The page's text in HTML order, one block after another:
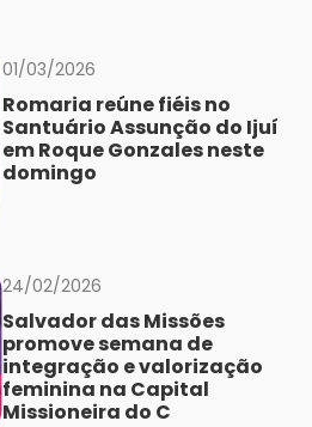
01/03/2026
Romaria reúne fiéis no
Santuário Assunção do Ijuí
em Roque Gonzales neste
domingo
24/02/2026
Salvador das Missões
promove semana de
integração e valorização
feminina na Capital
Missioneira do C